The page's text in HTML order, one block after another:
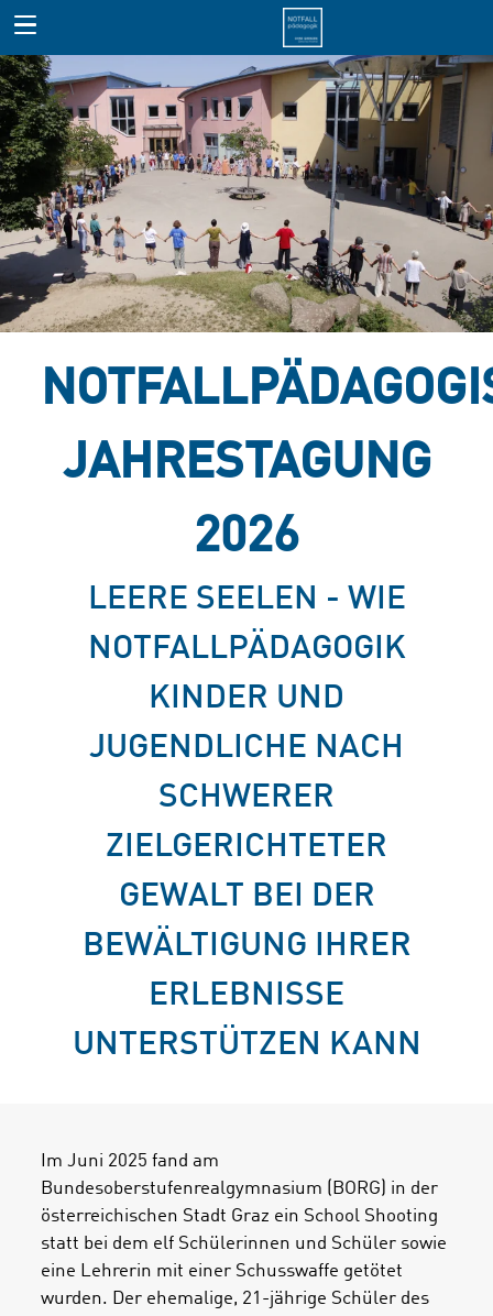
JAHRESTAGUNG
2026
LEERE SEELEN - WIE
NOTFALLPÄDAGOGIK
KINDER UND
JUGENDLICHE NACH
SCHWERER
ZIELGERICHTETER
GEWALT BEI DER
BEWÄLTIGUNG IHRER
ERLEBNISSE
UNTERSTÜTZEN KANN
Im Juni 2025 fand am
Bundesoberstufenrealgymnasium (BORG) in der
österreichischen Stadt Graz ein School Shooting
statt bei dem elf Schülerinnen und Schüler sowie
eine Lehrerin mit einer Schusswaffe getötet
wurden. Der ehemalige, 21-jährige Schüler des